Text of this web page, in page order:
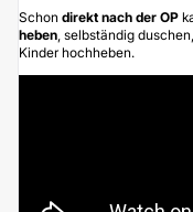
Schon direkt nach der OP
heben , selbständig
Kinder hochheben.